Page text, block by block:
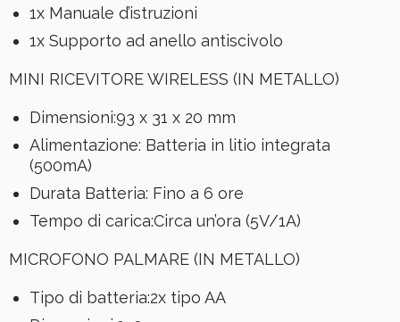
1x Manuale d’istruzioni
1x Supporto ad anello antiscivolo
MINI RICEVITORE WIRELESS (IN METALLO)
Dimensioni:93 x 31 x 20 mm
Alimentazione: Batteria in litio integrata
(500mA)
Durata Batteria: Fino a 6 ore
Tempo di carica:Circa un’ora (5V/1A)
MICROFONO PALMARE (IN METALLO)
Tipo di batteria:2x tipo AA